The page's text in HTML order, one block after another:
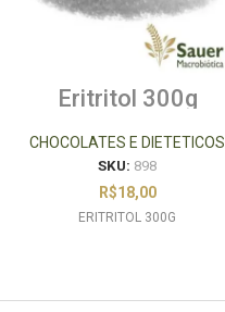
Eritritol 300g
CHOCOLATES E DIETETICOS
SKU: 898
R$18,00
ERITRITOL 300G